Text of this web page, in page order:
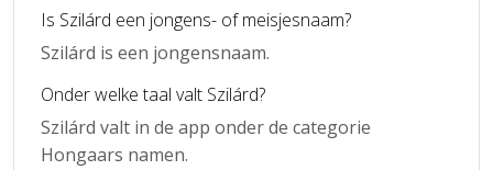
Is Szilárd een jongens- of meisjesnaam?
Szilárd is een jongensnaam.
Onder welke taal valt Szilárd?
Szilárd valt in de app onder de categorie
Hongaars namen.